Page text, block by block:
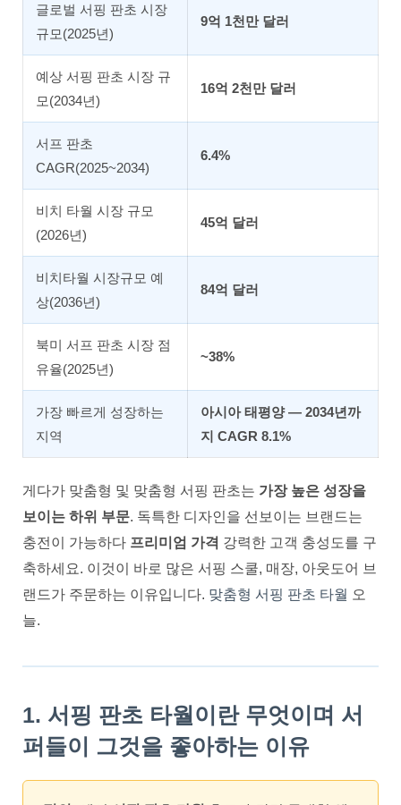
글로벌 서핑 판초 시장
규모(2025년)
9억 1천만 달러
예상 서핑 판초 시장 규
모(2034년)
16억 2천만 달러
서프 판초
CAGR(2025~2034)
6.4%
비치 타월 시장 규모
(2026년)
45억 달러
비치타월 시장규모 예
상(2036년)
84억 달러
북미 서프 판초 시장 점
유율(2025년)
~38%
가장 빠르게 성장하는
지역
아시아 태평양 — 2034년까
지 CAGR 8.1%
게다가 맞춤형 및 맞춤형 서핑 판초는 가장 높은 성장을
보이는 하위 부문. 독특한 디자인을 선보이는 브랜드는
충전이 가능하다 프리미엄 가격 강력한 고객 충성도를 구
축하세요. 이것이 바로 많은 서핑 스쿨, 매장, 아웃도어 브
랜드가 주문하는 이유입니다. 맞춤형 서핑 판초 타월 오
늘.
1. 서핑 판초 타월이란 무엇이며 서
퍼들이 그것을 좋아하는 이유